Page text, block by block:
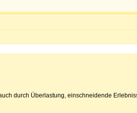
durch Überlastung, einschneidende